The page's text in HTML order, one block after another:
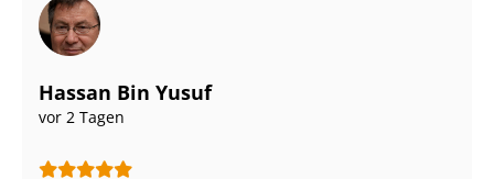
Hassan Bin Yusuf
vor 2 Tagen